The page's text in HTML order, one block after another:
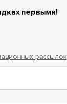
первыми!
рассылок